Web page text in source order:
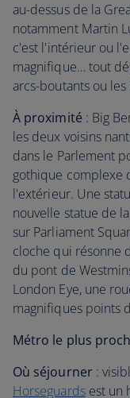
au-dessus de la
notamment Martin
c'est l'intérieur ou
magnifique… tout
arcs-boutants ou
À proximité : Big
les deux voisins
dans le Parlement
gothique complexe
l'extérieur. Une
nouvelle statue de
sur Parliament
cloche qui résonne
du pont de
London Eye, une
magnifiques points
Métro le plus
Où séjourner:
Horseguardsest un